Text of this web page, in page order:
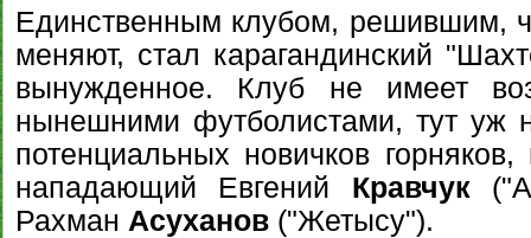
Единственным клубом, решившим,
меняют, стал карагандинский
вынужденное. Клуб не имеет
нынешними футболистами, тут уж
потенциальных новичков
нападающий Евгений Кравчук
Рахман Асуханов ("Жетысу").